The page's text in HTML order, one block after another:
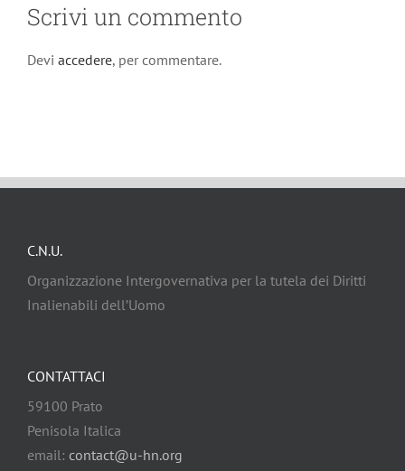
Scrivi un commento
Devi accedere, per commentare.
C.N.U.
Organizzazione Intergovernativa per la tutela dei Diritti
Inalienabili dell’Uomo
CONTATTACI
59100 Prato
Penisola Italica
email: contact@u-hn.org